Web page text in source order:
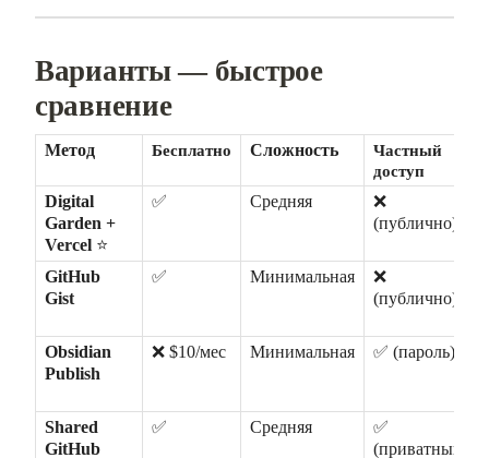
Варианты — быстрое
сравнение
Метод Бесплатно Сложность
Частный
доступ
Digital
Garden +
Vercel ⭐
✅ Средняя
❌
(публично)
GitHub
Gist
✅ Минимальная
❌
(публично)
Obsidian
Publish
❌ $10/мес Минимальная ✅ (пароль)
Shared
GitHub
✅ Средняя
✅
(приватный